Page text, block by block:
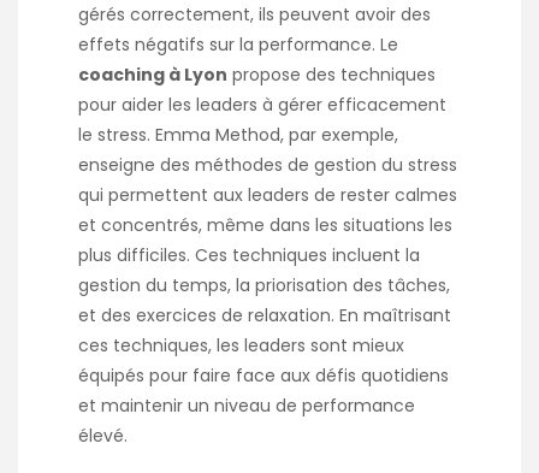
gérés correctement, ils peuvent avoir des
effets négatifs sur la performance. Le
coaching à Lyon propose des techniques
pour aider les leaders à gérer efficacement
le stress. Emma Method, par exemple,
enseigne des méthodes de gestion du stress
qui permettent aux leaders de rester calmes
et concentrés, même dans les situations les
plus difficiles. Ces techniques incluent la
gestion du temps, la priorisation des tâches,
et des exercices de relaxation. En maîtrisant
ces techniques, les leaders sont mieux
équipés pour faire face aux défis quotidiens
et maintenir un niveau de performance
élevé.